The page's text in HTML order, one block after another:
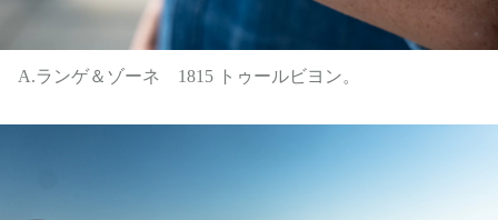
A.ランゲ＆ゾーネ 1815 トゥールビヨン。